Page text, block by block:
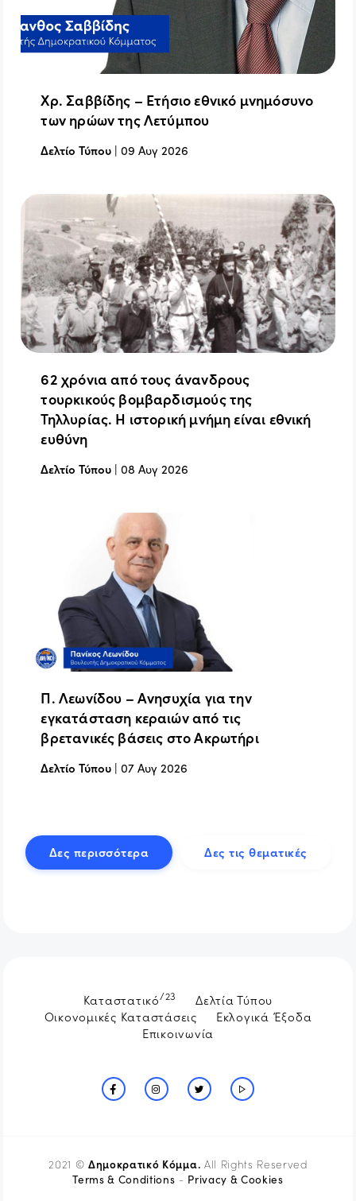
Χρ. Σαββίδης – Ετήσιο εθνικό μνημόσυνο
των ηρώων της Λετύμπου
Δελτίο Τύπου |09 Αυγ 2026
62 χρόνια από τους άνανδρους
τουρκικούς βομβαρδισμούς της
Τηλλυρίας. Η ιστορική μνήμη είναι εθνική
ευθύνη
Δελτίο Τύπου |08 Αυγ 2026
Π. Λεωνίδου – Ανησυχία για την
εγκατάσταση κεραιών από τις
βρετανικές βάσεις στο Ακρωτήρι
Δελτίο Τύπου |07 Αυγ 2026
Δες περισσότερα Δες τις θεματικές
Καταστατικό/23
Δελτία Τύπου
Οικονομικές Καταστάσεις
Εκλογικά Έξοδα
Επικοινωνία
2021 ©Δημοκρατικό Κόμμα. All Rights Reserved
Terms & Conditions - Privacy & Cookies